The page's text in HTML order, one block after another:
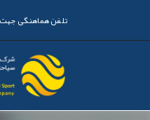
تلفن هماهنگی جهت